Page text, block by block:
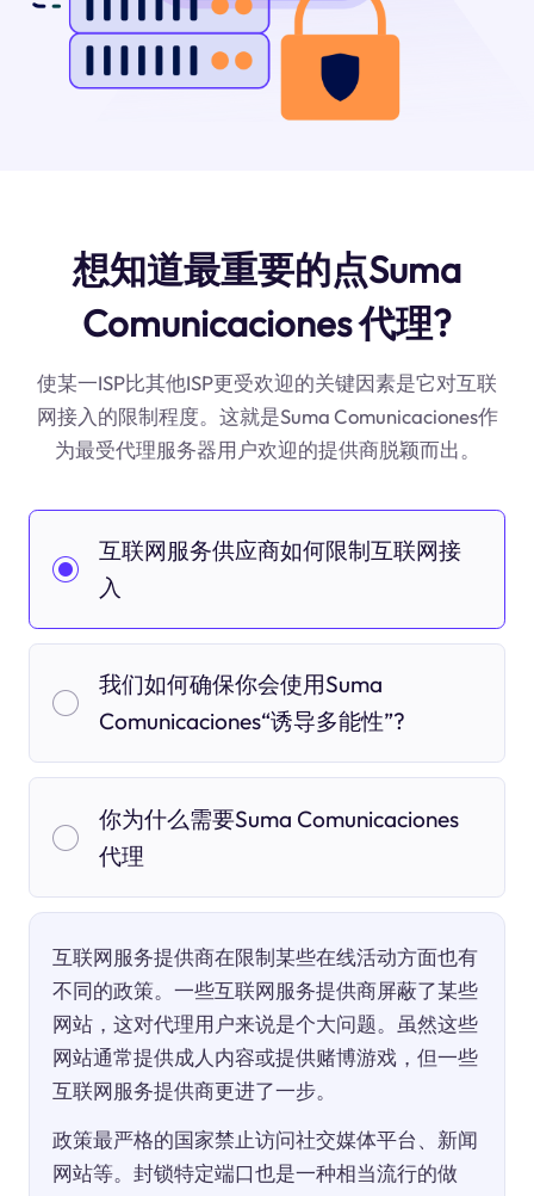
想知道最重要的点Suma
Comunicaciones 代理?
使某一ISP比其他ISP更受欢迎的关键因素是它对互联
网接入的限制程度。这就是Suma Comunicaciones作
为最受代理服务器用户欢迎的提供商脱颖而出。
互联网服务供应商如何限制互联网接
入
我们如何确保你会使用Suma
Comunicaciones“诱导多能性”?
你为什么需要Suma Comunicaciones
代理
互联网服务提供商在限制某些在线活动方面也有
不同的政策。一些互联网服务提供商屏蔽了某些
网站，这对代理用户来说是个大问题。虽然这些
网站通常提供成人内容或提供赌博游戏，但一些
互联网服务提供商更进了一步。
政策最严格的国家禁止访问社交媒体平台、新闻
网站等。封锁特定端口也是一种相当流行的做